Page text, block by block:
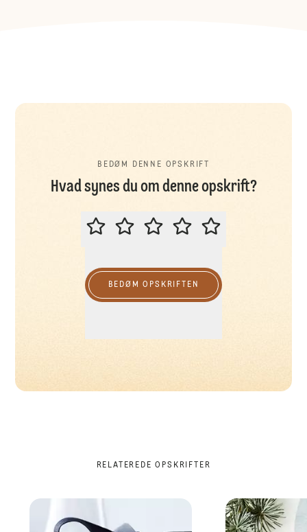
BEDØM DENNE OPSKRIFT
Hvad synes du om denne opskrift?
BEDØM DENNE OPSKRIFT
BEDØM OPSKRIFTEN
RELATEREDE OPSKRIFTER